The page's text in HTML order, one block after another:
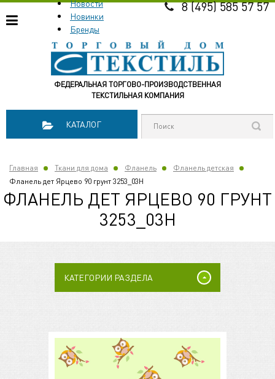
ФЕДЕРАЛЬНАЯ ТОРГОВО-ПРОИЗВОДСТВЕННАЯ
ТЕКСТИЛЬНАЯ КОМПАНИЯ
Новости
Новинки
Бренды
8 (495) 585 57 57
КАТАЛОГ
Главная Ткани для дома Фланель
Фланель детская
Фланель дет Ярцево 90 грунт 3253_03Н
ФЛАНЕЛЬ ДЕТ ЯРЦЕВО 90 ГРУНТ
3253_03Н
КАТЕГОРИИ РАЗДЕЛА